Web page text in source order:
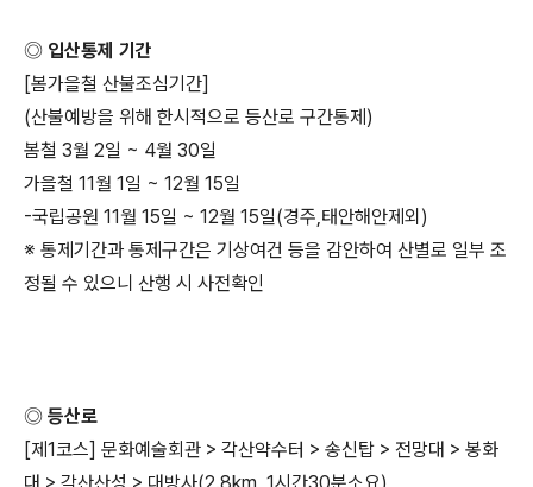
◎ 입산통제 기간
[봄가을철 산불조심기간]
(산불예방을 위해 한시적으로 등산로 구간통제)
봄철 3월 2일 ~ 4월 30일
가을철 11월 1일 ~ 12월 15일
-국립공원 11월 15일 ~ 12월 15일(경주,태안해안제외)
※ 통제기간과 통제구간은 기상여건 등을 감안하여 산별로 일부 조
정될 수 있으니 산행 시 사전확인
◎ 등산로
[제1코스] 문화예술회관 > 각산약수터 > 송신탑 > 전망대 > 봉화